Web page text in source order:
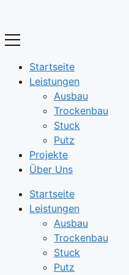
springen
Startseite
Leistungen
Ausbau
Trockenbau
Stuck
Putz
Projekte
Über Uns
Startseite
Leistungen
Ausbau
Trockenbau
Stuck
Putz